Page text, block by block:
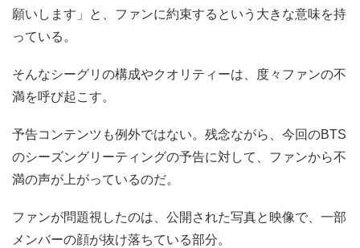
願いします」と、ファンに約束するという大きな意味を持
っている。
そんなシーグリの構成やクオリティーは、度々ファンの不
満を呼び起こす。
予告コンテンツも例外ではない。残念ながら、今回のBTS
のシーズングリーティングの予告に対して、ファンから不
満の声が上がっているのだ。
ファンが問題視したのは、公開された写真と映像で、一部
メンバーの顔が抜け落ちている部分。